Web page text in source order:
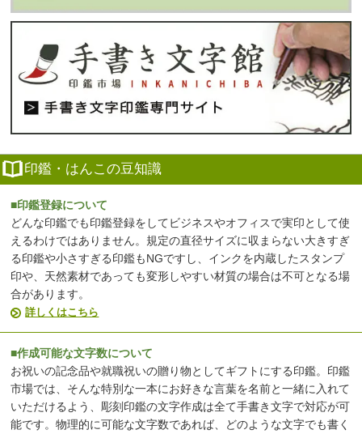
印鑑・はんこの豆知識
■印鑑登録について
どんな印鑑でも印鑑登録をしてビジネスやオフィスで実印として使
えるわけではありません。規定の直径サイズに収まらない大きすぎ
る印鑑や小さすぎる印鑑もNGですし、インクを内蔵したスタンプ
印や、天然素材であっても変形しやすい材質の場合は不可となる場
合があります。
詳しくはこちら
■作成可能な文字数について
お祝いの記念品や就職祝いの贈り物としてギフトにする印鑑。印鑑
市場では、そんな特別な一本にお好きな言葉を名前と一緒に入れて
いただけるよう、彫刻印鑑の文字作成は全て手書き文字で対応が可
能です。物理的に可能な文字数であれば、どのような文字でも書く